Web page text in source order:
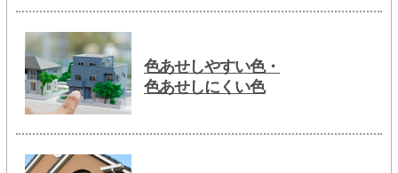
色あせしやすい色・
色あせしにくい色